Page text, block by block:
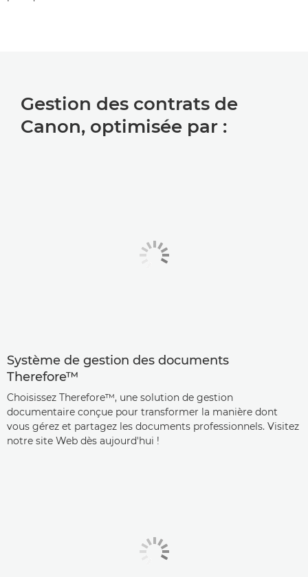
Gestion des contrats de
Canon, optimisée par :
Système de gestion des documents
Therefore™
Choisissez Therefore™, une solution de gestion
documentaire conçue pour transformer la manière dont
vous gérez et partagez les documents professionnels. Visitez
notre site Web dès aujourd'hui !